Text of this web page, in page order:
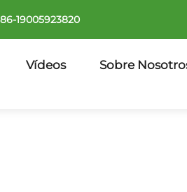
19005923820
Vídeos
Sobre